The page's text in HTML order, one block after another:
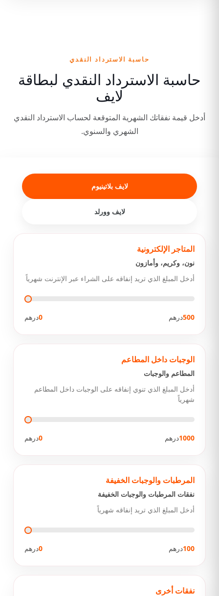
حاسبة الاسترداد النقدي
حاسبة الاسترداد النقدي لبطاقة
لايف
أدخل قيمة نفقاتك الشهرية المتوقعة لحساب الاسترداد النقدي
الشهري والسنوي.
لايف بلاتينيوم
لايف وورلد
المتاجر الإلكترونية
نون، وكريم، وأمازون
أدخل المبلغ الذي تريد إنفاقه على الشراء عبر الإنترنت شهرياً
0درهم 500درهم
الوجبات داخل المطاعم
المطاعم والوجبات
أدخل المبلغ الذي تنوي إنفاقه على الوجبات داخل المطاعم
شهرياً
0درهم 1000درهم
المرطبات والوجبات الخفيفة
نفقات المرطبات والوجبات الخفيفة
أدخل المبلغ الذي تريد إنفاقه شهرياً
0درهم 100درهم
نفقات أخرى